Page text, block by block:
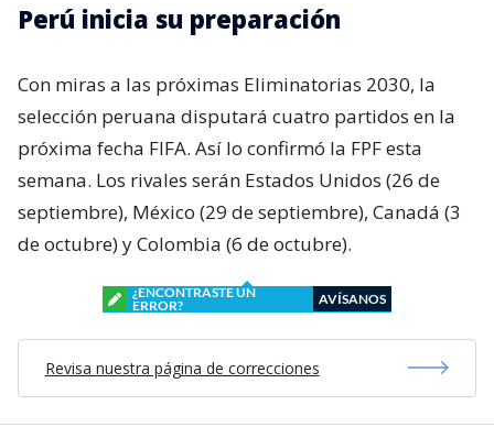
Perú inicia su preparación
Con miras a las próximas Eliminatorias 2030, la
selección peruana disputará cuatro partidos en la
próxima fecha FIFA. Así lo confirmó la FPF esta
semana. Los rivales serán Estados Unidos (26 de
septiembre), México (29 de septiembre), Canadá (3
de octubre) y Colombia (6 de octubre).
¿ENCONTRASTE UN
ERROR?
AVÍSANOS
Revisa nuestra página de correcciones